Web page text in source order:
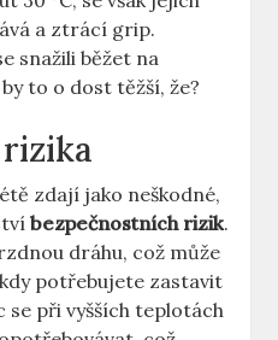
a ztrácí grip.
snažili běžet na
to o dost těžší, že?
zdají jako neškodné,
bezpečnostních rizik.
dráhu, což může
potřebujete zastavit
se při vyšších teplotách